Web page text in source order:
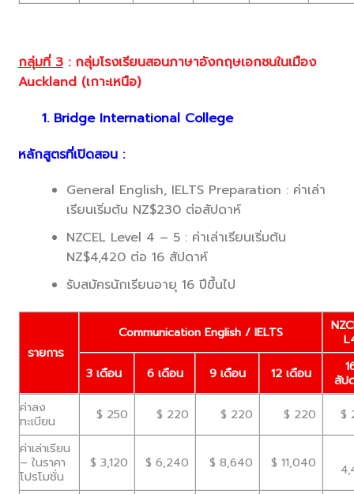
กลุ่มที่3 : กลุ่มโรงเรียนสอนภาษาอังกฤษเอกชนในเมือง
Auckland (เกาะเหนือ)
1. Bridge International College
หลักสูตรที่เปิดสอน :
General English, IELTS Preparation : ค่าเล่า
เรียนเริ่มต้น NZ$230 ต่อสัปดาห์
NZCEL Level 4 – 5 : ค่าเล่าเรียนเริ่มต้น
NZ$4,420 ต่อ 16 สัปดาห์
รับสมัครนักเรียนอายุ 16 ปีขึ้นไป
รายการ
Communication English / IELTS
3 เดือน
6 เดือน 9 เดือน 12 เดือน
สัป
ค่าลง
ทะเบียน
$ 250 $ 220 $ 220 $ 220
$
ค่าเล่าเรียน
– ในราคา
โปรโมชั่น
$ 3,120 $ 6,240 $ 8,640 $ 11,040